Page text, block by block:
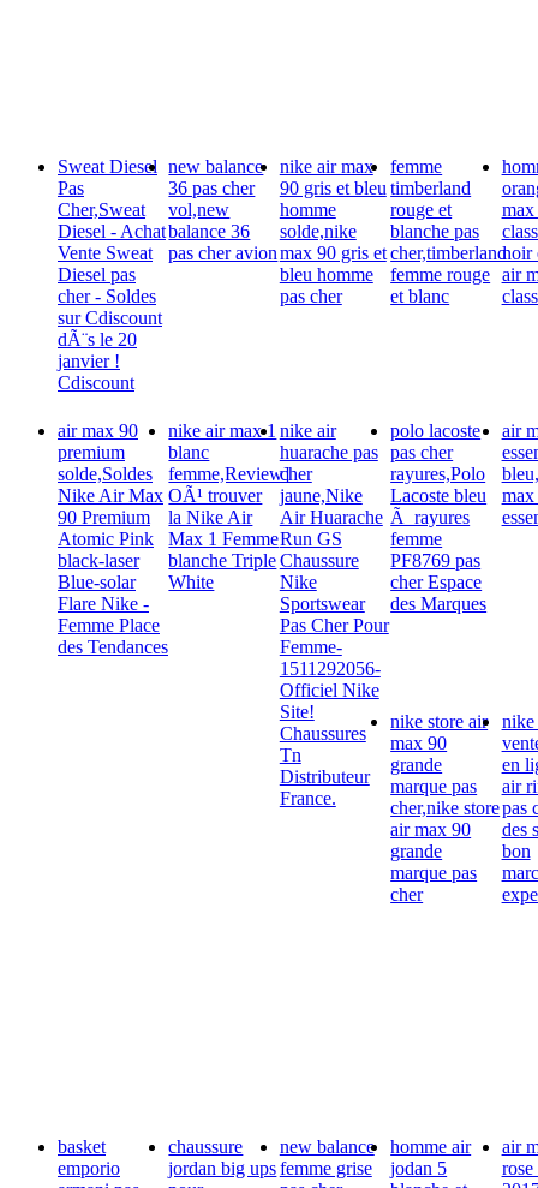
Sweat Diesel
Pas
Cher,Sweat
Diesel - Achat
Vente Sweat
Diesel pas
cher - Soldes
sur Cdiscount
dÃ¨s le 20
janvier !
Cdiscount
new balance
36 pas cher
vol,new
balance 36
pas cher avion
nike air max
90 gris et bleu
homme
solde,nike
max 90 gris et
bleu homme
pas cher
femme
timberland
rouge et
blanche pas
cher,timberland
femme rouge
et blanc
max
noir
air
air max 90
premium
solde,Soldes
Nike Air Max
90 Premium
Atomic Pink
black-laser
Blue-solar
Flare Nike -
Femme Place
des Tendances
nike air max 1
blanc
femme,Review]
OÃ¹ trouver
la Nike Air
Max 1 Femme
blanche Triple
White
nike air
huarache pas
cher
jaune,Nike
Air Huarache
Run GS
Chaussure
Nike
Sportswear
Pas Cher Pour
Femme-
1511292056-
Officiel Nike
Site!
Chaussures
Tn
Distributeur
France.
polo lacoste
pas cher
rayures,Polo
Lacoste bleu
Ã rayures
femme
PF8769 pas
cher Espace
des Marques
air
nike store air
max 90
grande
marque pas
cher,nike store
air max 90
grande
marque pas
cher
en
air
pas
des
bon
basket
emporio
chaussure
jordan big ups
new balance
femme grise
homme air
jodan 5
air
rose